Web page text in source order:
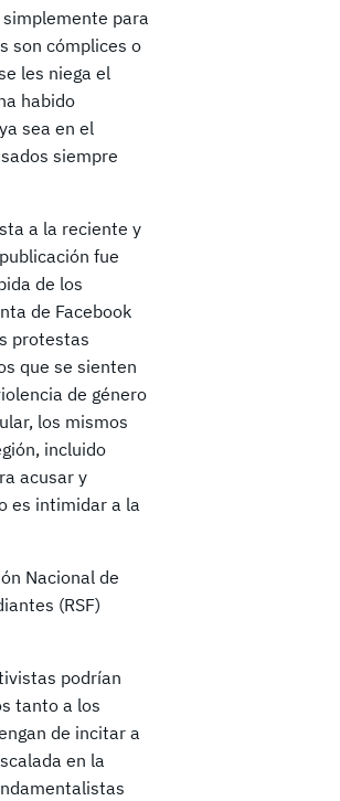
para
son cómplices o
les niega el
habido
sea en el
siempre
a la reciente y
fue
de los
de Facebook
protestas
que se sienten
de género
los mismos
incluido
acusar y
es intimidar a la
Nacional de
(RSF)
podrían
tanto a los
de incitar a
en la